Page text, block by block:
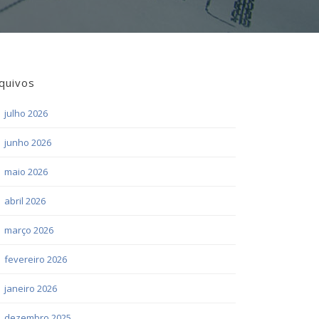
julho 2026
junho 2026
maio 2026
abril 2026
março 2026
fevereiro 2026
janeiro 2026